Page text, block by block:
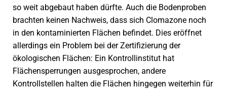
so weit abgebaut haben dürfte. Auch die Bodenproben
brachten keinen Nachweis, dass sich Clomazone noch
in den kontaminierten Flächen befindet. Dies eröffnet
allerdings ein Problem bei der Zertifizierung der
ökologischen Flächen: Ein Kontrollinstitut hat
Flächensperrungen ausgesprochen, andere
Kontrollstellen halten die Flächen hingegen weiterhin für